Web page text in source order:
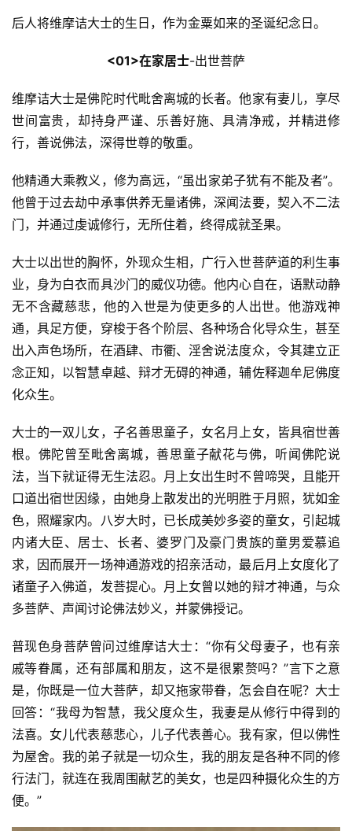
后人将维摩诘大士的生日，作为金粟如来的圣诞纪念日。
<01>在家居士-出世菩萨
维摩诘大士是佛陀时代毗舍离城的长者。他家有妻儿，享尽
世间富贵，却持身严谨、乐善好施、具清净戒，并精进修
行，善说佛法，深得世尊的敬重。
他精通大乘教义，修为高远，“虽出家弟子犹有不能及者”。
他曾于过去劫中承事供养无量诸佛，深闻法要，契入不二法
门，并通过虔诚修行，无所住着，终得成就圣果。
大士以出世的胸怀，外现众生相，广行入世菩萨道的利生事
业，身为白衣而具沙门的威仪功德。他内心自在，语默动静
无不含藏慈悲，他的入世是为使更多的人出世。他游戏神
通，具足方便，穿梭于各个阶层、各种场合化导众生，甚至
出入声色场所，在酒肆、市衢、淫舍说法度众，令其建立正
念正知，以智慧卓越、辩才无碍的神通，辅佐释迦牟尼佛度
化众生。
大士的一双儿女，子名善思童子，女名月上女，皆具宿世善
根。佛陀曾至毗舍离城，善思童子献花与佛，听闻佛陀说
法，当下就证得无生法忍。月上女出生时不曾啼哭，且能开
口道出宿世因缘，由她身上散发出的光明胜于月照，犹如金
色，照耀家内。八岁大时，已长成美妙多姿的童女，引起城
内诸大臣、居士、长者、婆罗门及豪门贵族的童男爱慕追
求，因而展开一场神通游戏的招亲活动，最后月上女度化了
诸童子入佛道，发菩提心。月上女曾以她的辩才神通，与众
多菩萨、声闻讨论佛法妙义，并蒙佛授记。
普现色身菩萨曾问过维摩诘大士：“你有父母妻子，也有亲
戚等眷属，还有部属和朋友，这不是很累赘吗？”言下之意
是，你既是一位大菩萨，却又拖家带眷，怎会自在呢？大士
回答：“我母为智慧，我父度众生，我妻是从修行中得到的
法喜。女儿代表慈悲心，儿子代表善心。我有家，但以佛性
为屋舍。我的弟子就是一切众生，我的朋友是各种不同的修
行法门，就连在我周围献艺的美女，也是四种摄化众生的方
便。”